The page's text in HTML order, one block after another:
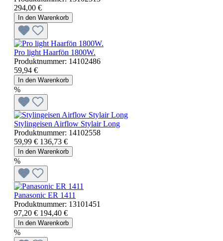
294,00 €
In den Warenkorb
Pro light Haarfön 1800W.
Produktnummer: 14102486
59,94 €
In den Warenkorb
%
Stylingeisen Airflow Stylair Long
Produktnummer: 14102558
59,99 € 136,73 €
In den Warenkorb
%
Panasonic ER 1411
Produktnummer: 13101451
97,20 € 194,40 €
In den Warenkorb
%